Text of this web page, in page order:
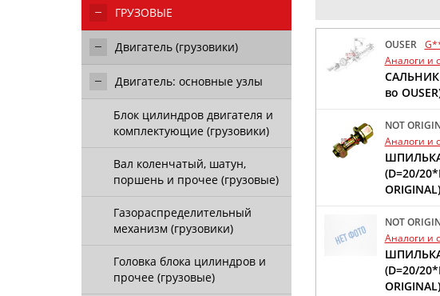
ГРУЗОВЫЕ
Двигатель (грузовики)
Двигатель: основные узлы
Блок цилиндров двигателя и
комплектующие (грузовики)
Вал коленчатый, шатун,
поршень и прочее (грузовые)
Газораспределительный
механизм (грузовики)
Головка блока цилиндров и
прочее (грузовые)
OUSER
Аналоги и
во
NOT
Аналоги и
(D=20/
ORIGINAL)
NOT
Аналоги и
(D=20/
ORIGINAL)